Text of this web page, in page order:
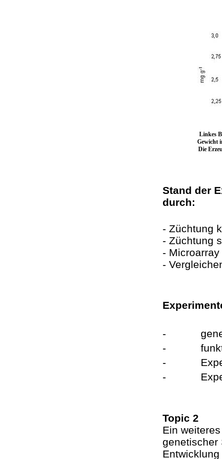
Linkes
Gewicht
Die
Stand der
durch:
- Züchtung
- Züchtung
-
-
-
-
-
-
Topic 2
Ein
genetischer